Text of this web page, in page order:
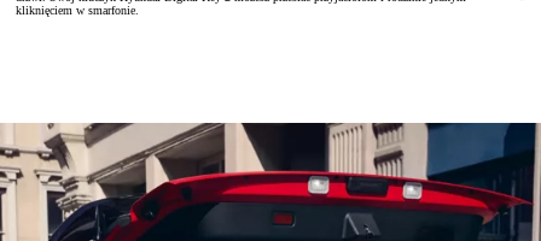
kliknięciem w smarfonie.